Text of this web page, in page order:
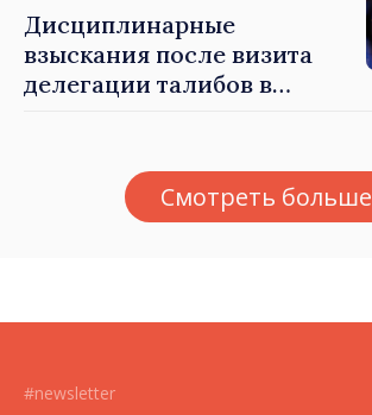
Дисциплинарные
взыскания после визита
делегации талибов в
занимающие высокие
должности, не знают
Смотреть больше
#newsletter